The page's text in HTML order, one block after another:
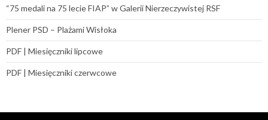
“75 medali na 75 lecie FIAP” w Galerii Nierzeczywistej RSF
Plener PSD – Plażami Wisłoka
PDF | Miesięczniki lipcowe
PDF | Miesięczniki czerwcowe